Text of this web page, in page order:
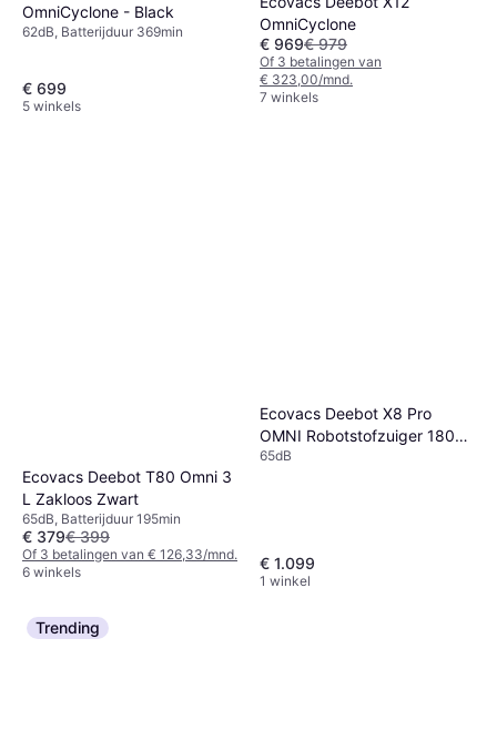
OmniCyclone - Black
62dB, Batterijduur 369min
€ 699
5 winkels
OmniCyclone
€ 969€ 979
Of 3 betalingen van
€ 323,00/mnd.
7 winkels
Ecovacs Deebot T80 Omni 3
L Zakloos Zwart
65dB, Batterijduur 195min
€ 379€ 399
Of 3 betalingen van € 126,33/mnd.
6 winkels
Ecovacs Deebot X8 Pro
OMNI Robotstofzuiger 18000
Pa
65dB
€ 1.099
1 winkel
Trending